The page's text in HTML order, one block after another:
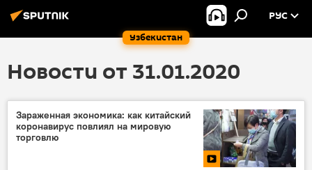
Узбекистан
РУС
Новости от 31.01.2020
Зараженная экономика: как китайский
коронавирус повлиял на мировую
торговлю